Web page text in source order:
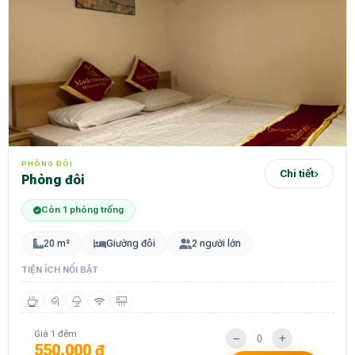
PHÒNG ĐÔI
Phòng đôi Chi tiết
Còn 1 phòng trống
20 m² Giường đôi 2 người lớn
TIỆN ÍCH NỔI BẬT
Giá 1 đêm
550.000 ₫